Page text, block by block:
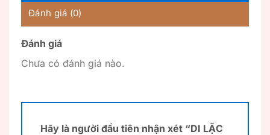
Đánh giá (0)
Đánh giá
Chưa có đánh giá nào.
Hãy là người đầu tiên nhận xét “DI LẶC